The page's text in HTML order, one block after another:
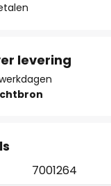
levering
7001264